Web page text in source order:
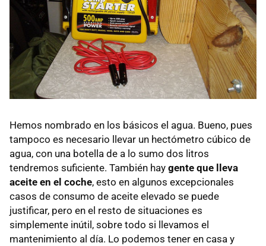
Hemos nombrado en los básicos el agua. Bueno, pues
tampoco es necesario llevar un hectómetro cúbico de
agua, con una botella de a lo sumo dos litros
tendremos suficiente. También hay gente que lleva
aceite en el coche, esto en algunos excepcionales
casos de consumo de aceite elevado se puede
justificar, pero en el resto de situaciones es
simplemente inútil, sobre todo si llevamos el
mantenimiento al día. Lo podemos tener en casa y